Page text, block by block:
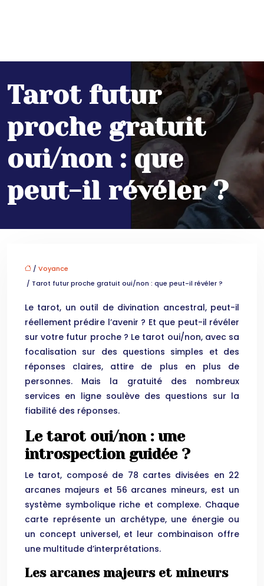
Tarot futur
proche gratuit
oui/non : que
peut-il révéler ?
/ Voyance
/ Tarot futur proche gratuit oui/non : que peut-il révéler ?
Le tarot, un outil de divination ancestral, peut-il
réellement prédire l’avenir ? Et que peut-il révéler
sur votre futur proche ? Le tarot oui/non, avec sa
focalisation sur des questions simples et des
réponses claires, attire de plus en plus de
personnes. Mais la gratuité des nombreux
services en ligne soulève des questions sur la
fiabilité des réponses.
Le tarot oui/non : une
introspection guidée ?
Le tarot, composé de 78 cartes divisées en 22
arcanes majeurs et 56 arcanes mineurs, est un
système symbolique riche et complexe. Chaque
carte représente un archétype, une énergie ou
un concept universel, et leur combinaison offre
une multitude d’interprétations.
Les arcanes majeurs et mineurs